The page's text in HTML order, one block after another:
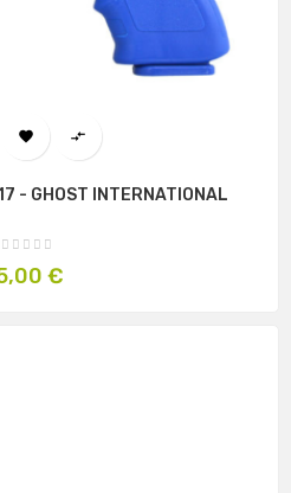
 
- GHOST INTERNATIONAL
€